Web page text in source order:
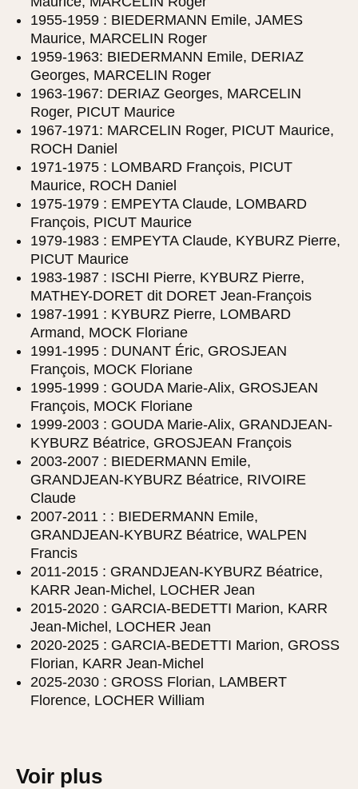
1955-1959 : BIEDERMANN Emile, JAMES
Maurice, MARCELIN Roger
1959-1963: BIEDERMANN Emile, DERIAZ
Georges, MARCELIN Roger
1963-1967: DERIAZ Georges, MARCELIN
Roger, PICUT Maurice
1967-1971: MARCELIN Roger, PICUT Maurice,
ROCH Daniel
1971-1975 : LOMBARD François, PICUT
Maurice, ROCH Daniel
1975-1979 : EMPEYTA Claude, LOMBARD
François, PICUT Maurice
1979-1983 : EMPEYTA Claude, KYBURZ Pierre,
PICUT Maurice
1983-1987 : ISCHI Pierre, KYBURZ Pierre,
MATHEY-DORET dit DORET Jean-François
1987-1991 : KYBURZ Pierre, LOMBARD
Armand, MOCK Floriane
1991-1995 : DUNANT Éric, GROSJEAN
François, MOCK Floriane
1995-1999 : GOUDA Marie-Alix, GROSJEAN
François, MOCK Floriane
1999-2003 : GOUDA Marie-Alix, GRANDJEAN-
KYBURZ Béatrice, GROSJEAN François
2003-2007 : BIEDERMANN Emile,
GRANDJEAN-KYBURZ Béatrice, RIVOIRE
Claude
2007-2011 : : BIEDERMANN Emile,
GRANDJEAN-KYBURZ Béatrice, WALPEN
Francis
2011-2015 : GRANDJEAN-KYBURZ Béatrice,
KARR Jean-Michel, LOCHER Jean
2015-2020 : GARCIA-BEDETTI Marion, KARR
Jean-Michel, LOCHER Jean
2020-2025 : GARCIA-BEDETTI Marion, GROSS
Florian, KARR Jean-Michel
2025-2030 : GROSS Florian, LAMBERT
Florence, LOCHER William
Voir plus